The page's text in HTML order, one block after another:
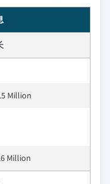
Million
Million